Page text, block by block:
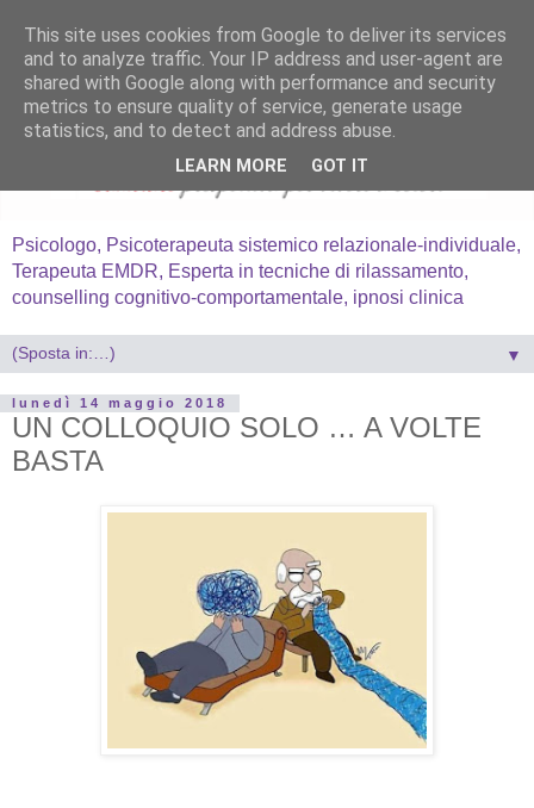
Psicologo, Psicoterapeuta sistemico relazionale-individuale,
Terapeuta EMDR, Esperta in tecniche di rilassamento,
counselling cognitivo-comportamentale, ipnosi clinica
▼
lunedì 14 maggio 2018
UN COLLOQUIO SOLO … A VOLTE
BASTA
This site uses cookies from Google to deliver its services
and to analyze traffic. Your IP address and user-agent are
shared with Google along with performance and security
metrics to ensure quality of service, generate usage
statistics, and to detect and address abuse.
LEARN MORE GOT IT